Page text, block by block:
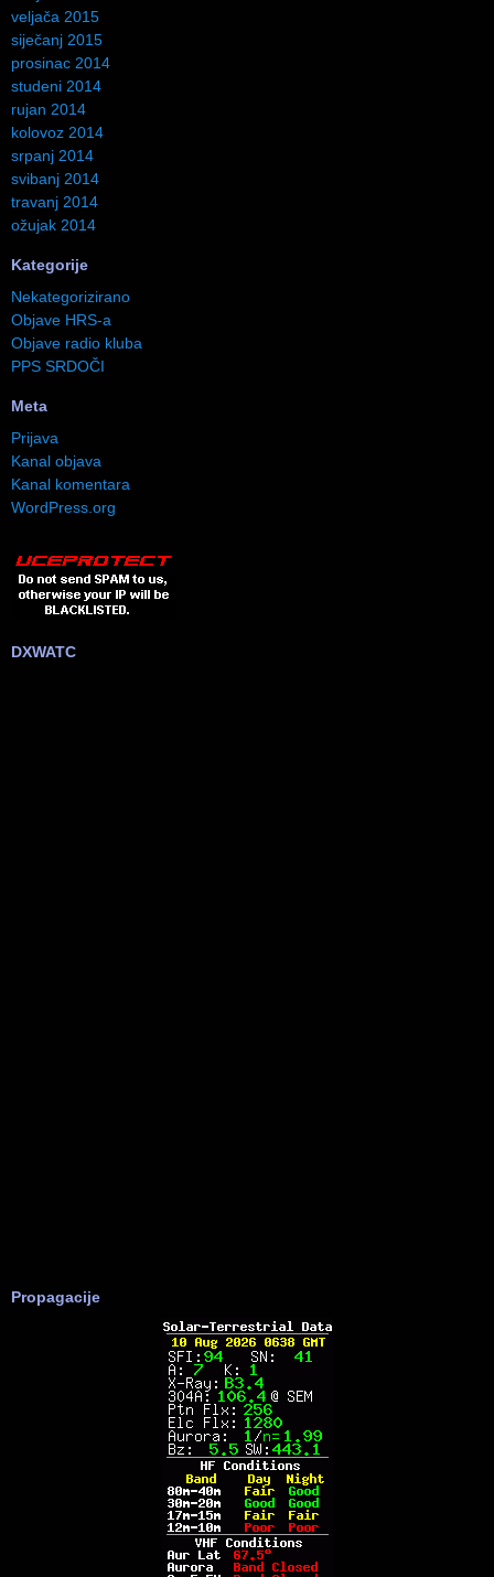
veljača 2015
siječanj 2015
prosinac 2014
studeni 2014
rujan 2014
kolovoz 2014
srpanj 2014
svibanj 2014
travanj 2014
ožujak 2014
Kategorije
Nekategorizirano
Objave HRS-a
Objave radio kluba
PPS SRDOČI
Meta
Prijava
Kanal objava
Kanal komentara
WordPress.org
DXWATC
Propagacije